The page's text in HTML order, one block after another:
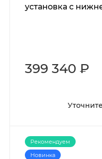
установка с
399 340 ₽
Рекомендуем
Новинка